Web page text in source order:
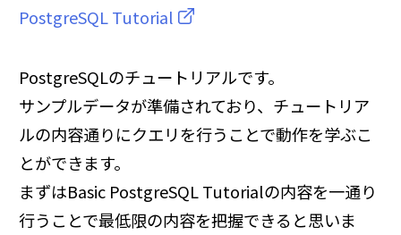
PostgreSQL Tutorial
PostgreSQLのチュートリアルです。
サンプルデータが準備されており、チュートリア
ルの内容通りにクエリを行うことで動作を学ぶこ
とができます。
まずはBasic PostgreSQL Tutorialの内容を一通り
行うことで最低限の内容を把握できると思いま